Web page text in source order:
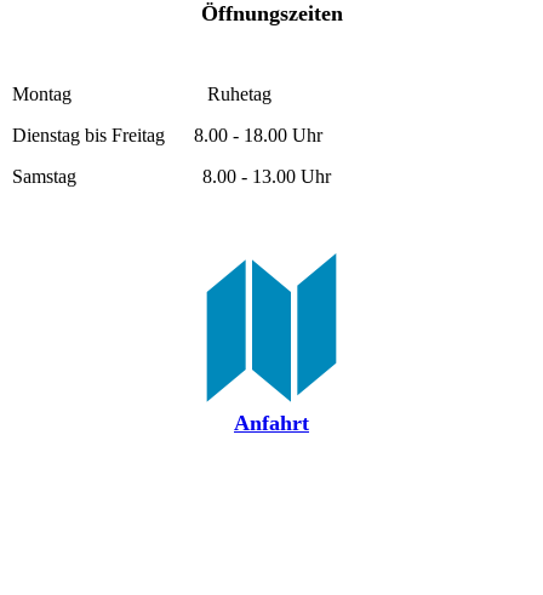
Öffnungszeiten
Montag Ruhetag
Dienstag bis Freitag 8.00 - 18.00 Uhr
Samstag 8.00 - 13.00 Uhr
Anfahrt